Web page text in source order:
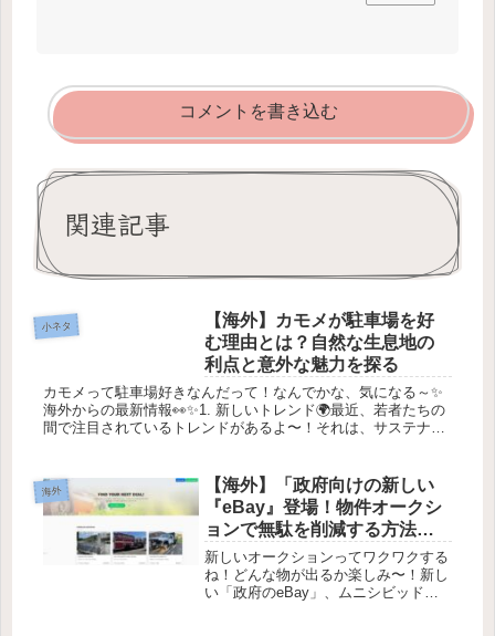
コメントを書き込む
関連記事
小ネタ
【海外】カモメが駐車場を好
む理由とは？自然な生息地の
利点と意外な魅力を探る
カモメって駐車場好きなんだって！なんでかな、気になる～✨
海外からの最新情報👀✨1. 新しいトレンド🌍最近、若者たちの
間で注目されているトレンドがあるよ〜！それは、サステナブ
海外
【海外】「政府向けの新しい
『eBay』登場！物件オークシ
ョンで無駄を削減する方法と
は？」
新しいオークションってワクワクする
ね！どんな物が出るか楽しみ〜！新し
い「政府のeBay」、ムニシビッドと